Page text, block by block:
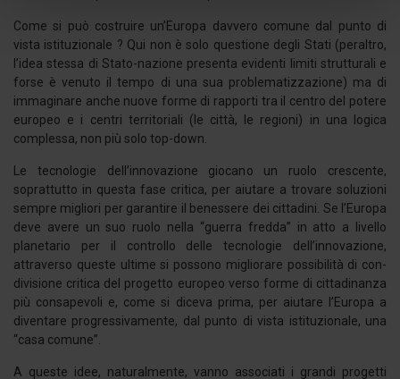
(impronte digitali).
Approfondisci come vengono elaborati i tuoi dati personali
e imposta le tue preferenze nella
sezione dettagli
. Puoi
modificare o ritirare il tuo consenso in qualsiasi momento
dalla Dichiarazione sui cookie.
annunci, per fornire funzionalità dei social media e per
analizzare il nostro traffico. Condividiamo inoltre
informazioni sul modo in cui utilizza il nostro sito con i
nostri partner che si occupano di analisi dei dati web,
pubblicità e social media, i quali potrebbero combinarle
con altre informazioni che ha fornito loro o che hanno
raccolto dal suo utilizzo dei loro servizi.
Come si può costruire un’Europa davvero comune dal punto di
vista istituzionale ? Qui non è solo questione degli Stati (peraltro,
l’idea stessa di Stato-nazione presenta evidenti limiti strutturali e
forse è venuto il tempo di una sua problematizzazione) ma di
immaginare anche nuove forme di rapporti tra il centro del potere
europeo e i centri territoriali (le città, le regioni) in una logica
complessa, non più solo top-down.
Le tecnologie dell’innovazione giocano un ruolo crescente,
soprattutto in questa fase critica, per aiutare a trovare soluzioni
sempre migliori per garantire il benessere dei cittadini. Se l’Europa
deve avere un suo ruolo nella “guerra fredda” in atto a livello
planetario per il controllo delle tecnologie dell’innovazione,
attraverso queste ultime si possono migliorare possibilità di con-
divisione critica del progetto europeo verso forme di cittadinanza
più consapevoli e, come si diceva prima, per aiutare l’Europa a
diventare progressivamente, dal punto di vista istituzionale, una
“casa comune”.
A queste idee, naturalmente, vanno associati i grandi progetti